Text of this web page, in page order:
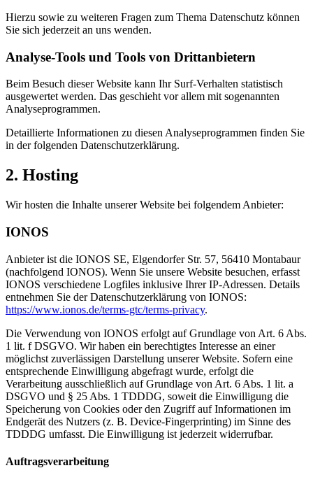
Hierzu sowie zu weiteren Fragen zum Thema Datenschutz können
Sie sich jederzeit an uns wenden.
Analyse-Tools und Tools von Dritt­anbietern
Beim Besuch dieser Website kann Ihr Surf-Verhalten statistisch
ausgewertet werden. Das geschieht vor allem mit sogenannten
Analyseprogrammen.
Detaillierte Informationen zu diesen Analyseprogrammen finden Sie
in der folgenden Datenschutzerklärung.
2. Hosting
Wir hosten die Inhalte unserer Website bei folgendem Anbieter:
IONOS
Anbieter ist die IONOS SE, Elgendorfer Str. 57, 56410 Montabaur
(nachfolgend IONOS). Wenn Sie unsere Website besuchen, erfasst
IONOS verschiedene Logfiles inklusive Ihrer IP-Adressen. Details
entnehmen Sie der Datenschutzerklärung von IONOS:
https://www.ionos.de/terms-gtc/terms-privacy.
Die Verwendung von IONOS erfolgt auf Grundlage von Art. 6 Abs.
1 lit. f DSGVO. Wir haben ein berechtigtes Interesse an einer
möglichst zuverlässigen Darstellung unserer Website. Sofern eine
entsprechende Einwilligung abgefragt wurde, erfolgt die
Verarbeitung ausschließlich auf Grundlage von Art. 6 Abs. 1 lit. a
DSGVO und § 25 Abs. 1 TDDDG, soweit die Einwilligung die
Speicherung von Cookies oder den Zugriff auf Informationen im
Endgerät des Nutzers (z. B. Device-Fingerprinting) im Sinne des
TDDDG umfasst. Die Einwilligung ist jederzeit widerrufbar.
Auftragsverarbeitung